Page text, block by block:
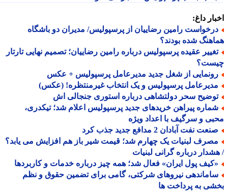
داغ:
رامین رضاییان از پرسپولیس/ مدیران دو باشگاه
شده بودند؟
عقیده پرسپولیس درباره رامین رضاییان؛ تصمیم نهایی تارتار
از شغل جدید مدیرعامل پرسپولیس + عکس
پرسپولیس و یک انتخاب غیرمنتظره! (عکس)
سحر دولتشاهی درباره استوری جنجالی اش
پیراهن خریدهای جدید پرسپولیس اعلام شد؛ تیکدری،
و سرگیف با اعداد ویژه
نفت آبادان 2 مدافع جدید جذب کرد
لبنیات یک چهارم شد؛ قیمت شیر باز هم افزایش می یابد؟
درباره گرانی لبنیات
پول ایران» فعال شد؛ همه چیز درباره خدمات و کاربردها
نیروهای شرکتی، گامی برای تضمین حقوق و نظم
به پرداخت ها